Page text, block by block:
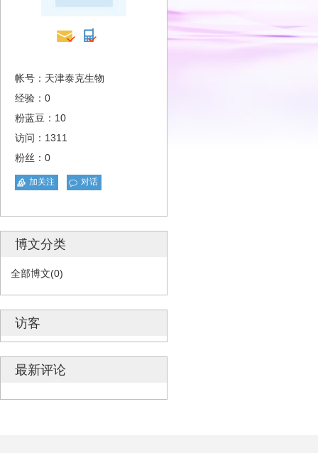
帐号：天津泰克生物
经验：0
粉蓝豆：10
访问：1311
粉丝：0
加关注 对话
博文分类
全部博文(0)
访客
最新评论